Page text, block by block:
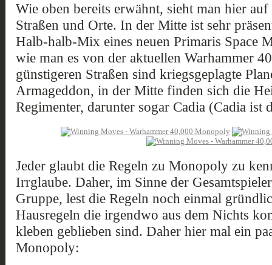
Wie oben bereits erwähnt, sieht man hier
Straßen und Orte. In der Mitte ist sehr
Halb-halb-Mix eines neuen Primaris Space
wie man es von der aktuellen Warhammer
günstigeren Straßen sind kriegsgeplagte
Armageddon, in der Mitte finden sich die
Regimenter, darunter sogar Cadia (Cadia ist
Jeder glaubt die Regeln zu Monopoly zu
Irrglaube. Daher, im Sinne der
Gruppe, lest die Regeln noch einmal
Hausregeln die irgendwo aus dem Nichts
kleben geblieben sind. Daher hier mal ein
Monopoly: